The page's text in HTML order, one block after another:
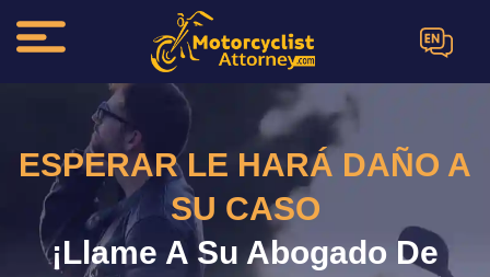
EN
ESPERAR LE HARÁ DAÑO A
SU CASO
¡Llame A Su Abogado De